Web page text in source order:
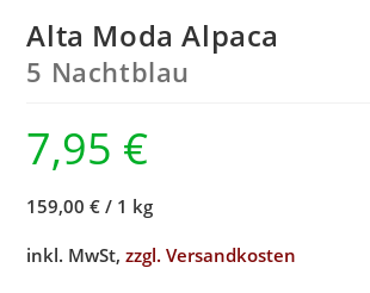
Alta Moda Alpaca
5 Nachtblau
7,95 €
159,00 € / 1 kg
inkl. MwSt,zzgl. Versandkosten